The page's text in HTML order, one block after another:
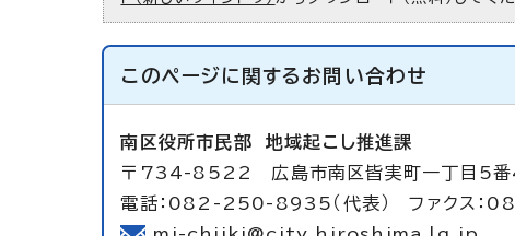
このページに関する お問い合わせ
南区役所市民部地域起こし推進課
〒734-8522 広島市南区皆実町一丁目5
電話：082-250-8935（代表） ファクス